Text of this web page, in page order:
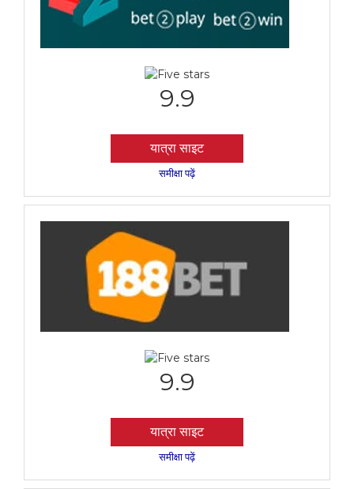
9.9
यात्रा साइट
समीक्षा पढ़ें
9.9
यात्रा साइट
समीक्षा पढ़ें